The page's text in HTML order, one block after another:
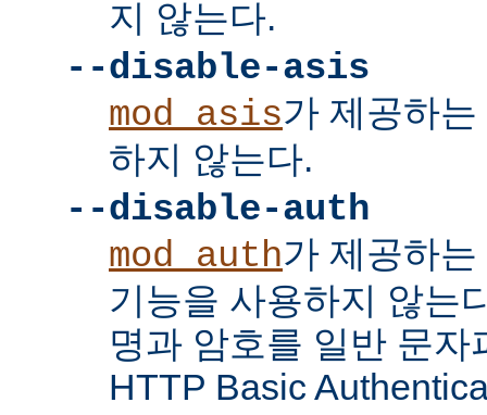
지 않는다.
--disable-asis
mod_asis가 제공하
하지 않는다.
--disable-auth
mod_auth가 제공하
기능을 사용하지 않는
명과 암호를 일반 문자
HTTP Basic